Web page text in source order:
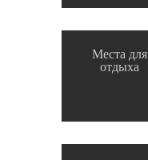
Места для
отдыха